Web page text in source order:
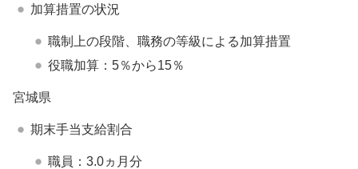
加算措置の状況
職制上の段階、職務の等級による加算措置
役職加算：5％から15％
宮城県
期末手当支給割合
職員：3.0ヵ月分